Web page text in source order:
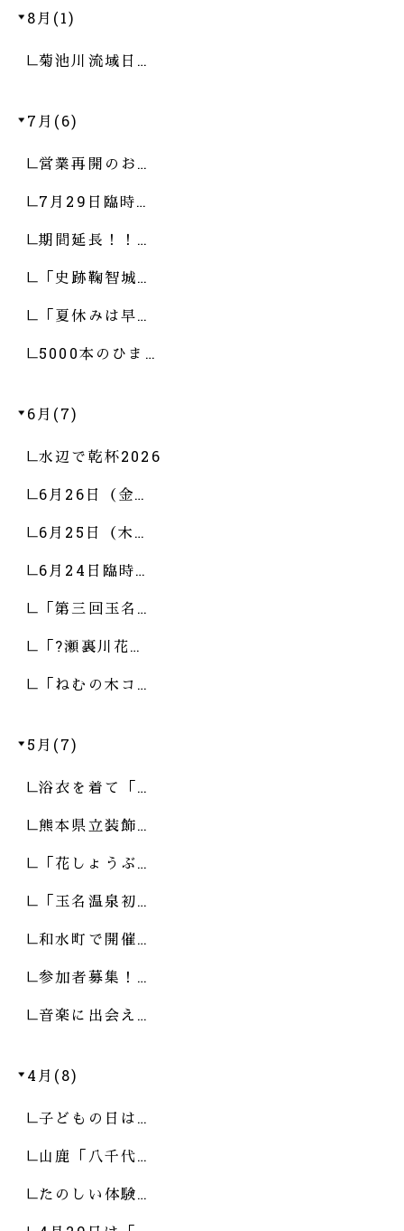
8月(1)
菊池川流域日…
7月(6)
営業再開のお…
7月29日臨時…
期間延長！！…
「史跡鞠智城…
「夏休みは早…
5000本のひま…
6月(7)
水辺で乾杯2026
6月26日（金…
6月25日（木…
6月24日臨時…
「第三回玉名…
「?瀬裏川花…
「ねむの木コ…
5月(7)
浴衣を着て「…
熊本県立装飾…
「花しょうぶ…
「玉名温泉初…
和水町で開催…
参加者募集！…
音楽に出会え…
4月(8)
子どもの日は…
山鹿「八千代…
たのしい体験…